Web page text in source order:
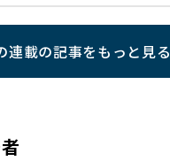
連載の記事をもっと見る